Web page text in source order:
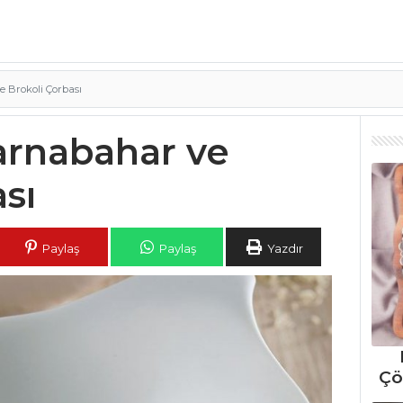
Çorbası
ve
Paylaş Paylaş Yazdır